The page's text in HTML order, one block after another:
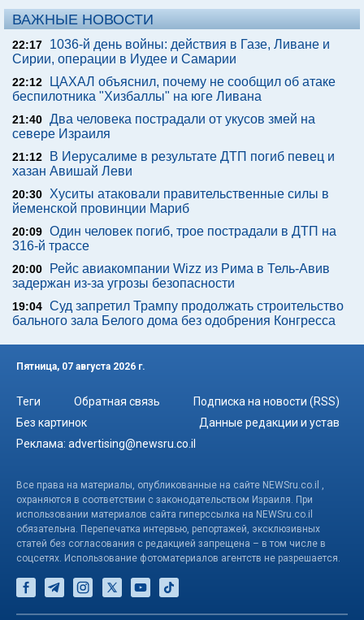
ВАЖНЫЕ НОВОСТИ
22:17
1036-й день войны: действия в Газе, Ливане и
Сирии, операции в Иудее и Самарии
22:12
ЦАХАЛ объяснил, почему не сообщил об атаке
беспилотника "Хизбаллы" на юге Ливана
21:40 Два человека пострадали от укусов змей на
севере Израиля
21:12
В Иерусалиме в результате ДТП погиб певец и
хазан Авишай Леви
20:30 Хуситы атаковали правительственные силы в
йеменской провинции Мариб
20:09 Один человек погиб, трое пострадали в ДТП на
316-й трассе
20:00
Рейс авиакомпании Wizz из Рима в Тель-Авив
задержан из-за угрозы безопасности
19:04 Суд запретил Трампу продолжать строительство
бального зала Белого дома без одобрения Конгресса
Пятница, 07 августа 2026 г.
Теги Обратная связь
Подписка на новости (RSS)
Без картинок
Данные редакции и устав
Реклама: advertising@newsru.co.il
Все права на материалы, опубликованные на сайте NEWSru.co.il ,
охраняются в соответствии с законодательством Израиля. При
использовании материалов сайта гиперссылка на NEWSru.co.il
обязательна. Перепечатка интервью, репортажей, эксклюзивных
статей без согласования с редакцией запрещена – в том числе в
соцсетях. Использование фотоматериалов агентств не разрешается.